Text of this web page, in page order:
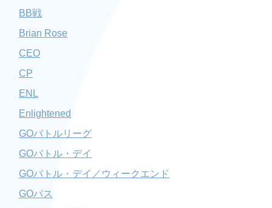
BB戦
Brian Rose
CEO
CP
ENL
Enlightened
GOバトルリーグ
GOバトル・デイ
GOバトル・デイ／ウィークエンド
GOパス